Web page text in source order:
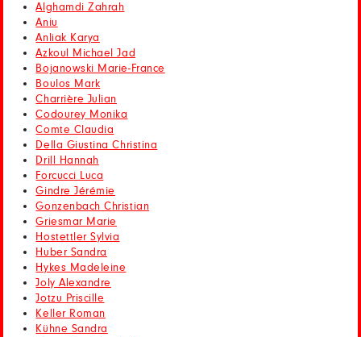
Alghamdi Zahrah
Aniu
Anliak Karya
Azkoul Michael Jad
Bojanowski Marie-France
Boulos Mark
Charrière Julian
Codourey Monika
Comte Claudia
Della Giustina Christina
Drill Hannah
Forcucci Luca
Gindre Jérémie
Gonzenbach Christian
Griesmar Marie
Hostettler Sylvia
Huber Sandra
Hykes Madeleine
Joly Alexandre
Jotzu Priscille
Keller Roman
Kühne Sandra